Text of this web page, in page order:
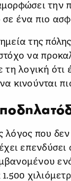
την
σε ένα πιο
της
να
τη λογική ότι
κινούνται
που δεν